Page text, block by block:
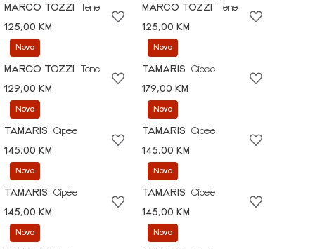
MARCO TOZZI
Tene
125,00 KM
MARCO TOZZI
Tene
125,00 KM
Novo
MARCO TOZZI
Tene
129,00 KM
Novo
TAMARIS
Cipele
179,00 KM
Novo
TAMARIS
Cipele
145,00 KM
Novo
TAMARIS
Cipele
145,00 KM
Novo
TAMARIS
Cipele
145,00 KM
Novo
TAMARIS
Cipele
145,00 KM
Novo Novo